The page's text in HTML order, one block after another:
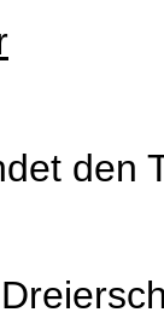
den